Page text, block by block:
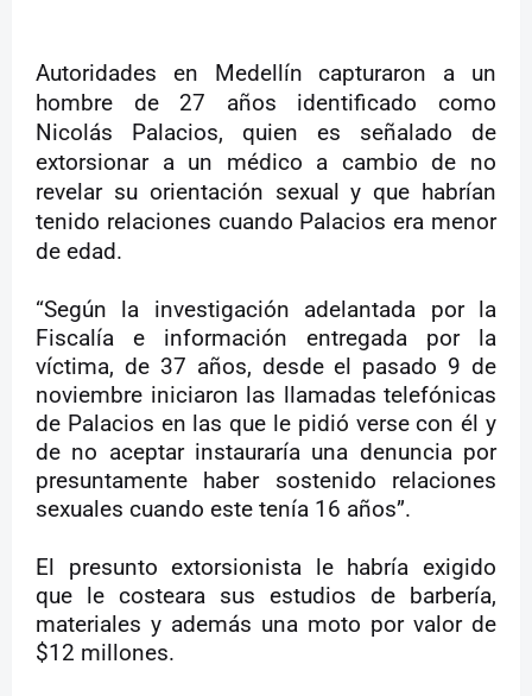
Autoridades en Medellín capturaron a un
hombre de 27 años identificado como
Nicolás Palacios, quien es señalado de
extorsionar a un médico a cambio de no
revelar su orientación sexual y que habrían
tenido relaciones cuando Palacios era menor
de edad.
“Según la investigación adelantada por la
Fiscalía e información entregada por la
víctima, de 37 años, desde el pasado 9 de
noviembre iniciaron las llamadas telefónicas
de Palacios en las que le pidió verse con él y
de no aceptar instauraría una denuncia por
presuntamente haber sostenido relaciones
sexuales cuando este tenía 16 años”.
El presunto extorsionista le habría exigido
que le costeara sus estudios de barbería,
materiales y además una moto por valor de
$12 millones.